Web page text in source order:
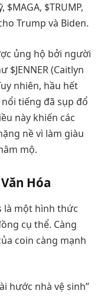
$TRUMP,
Trump và Biden.
ủng hộ bởi người
(Caitlyn
nhiên, hầu hết
tiếng đã sụp đổ
này khiến các
nề vì làm giàu
mộ.
Hóa
là một hình thức
cụ thể. Càng
coin càng mạnh
hước nhà vệ sinh”